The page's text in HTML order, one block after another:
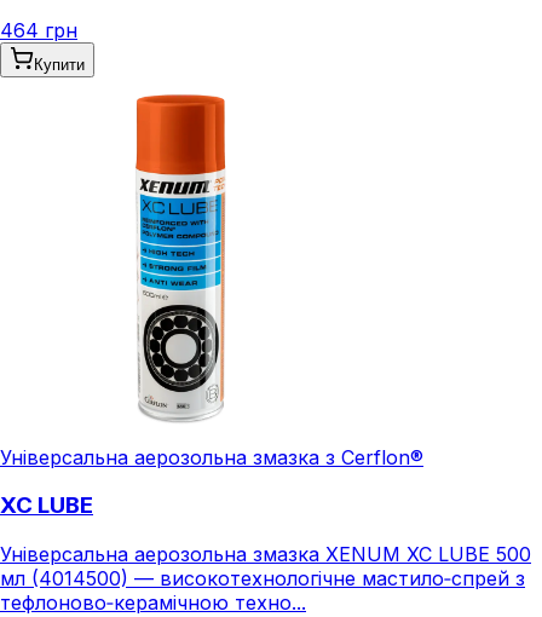
464 грн
Купити
Універсальна аерозольна змазка з Cerflon®
XC LUBE
Універсальна аерозольна змазка XENUM XC LUBE 500
мл (4014500) — високотехнологічне мастило‑спрей з
тефлоново‑керамічною техно...